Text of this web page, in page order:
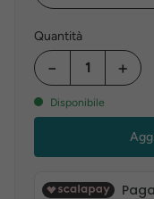
Quantità
− +
Disponibile